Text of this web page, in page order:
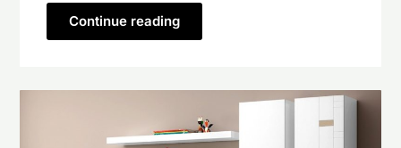
Continue reading